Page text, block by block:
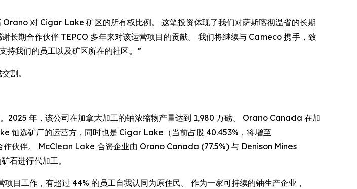
对 Cigar Lake 矿区的所有权比例。 这笔投资体现了我们对萨斯喀彻温省的长期
长期合作伙伴 TEPCO 多年来对该运营项目的贡献。 我们将继续与 Cameco 携手，致
我们的员工以及矿区所在的社区。”
割。
年，该公司在加拿大加工的铀浓缩物产量达到 1,980 万磅。 Orano Canada 在加
铀选矿厂的运营方，同时也是 Cigar Lake（当前占股 40.453%，将增至
伙伴。 McClean Lake 合资企业由 Orano Canada (77.5%) 与 Denison Mines
石进行代加工。
工作，有超过 44% 的员工自我认同为原住民。 作为一家可持续的铀生产企业，